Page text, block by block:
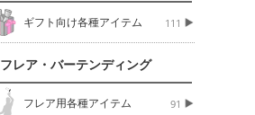
ギフト向け各種アイテム 111
フレア・バーテンディング
フレア用各種アイテム 91